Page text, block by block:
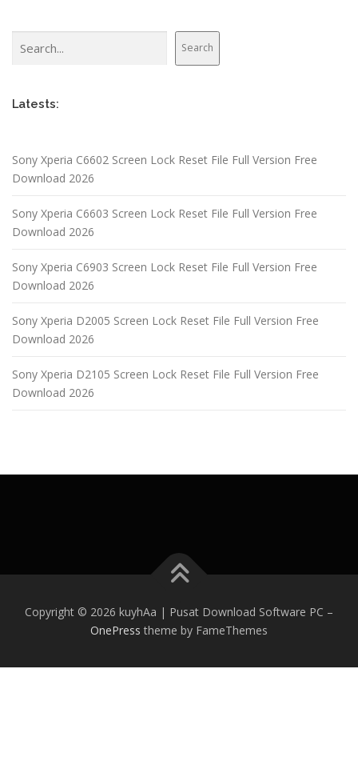
Search
Latests:
Sony Xperia C6602 Screen Lock Reset File Full Version Free
Download 2026
Sony Xperia C6603 Screen Lock Reset File Full Version Free
Download 2026
Sony Xperia C6903 Screen Lock Reset File Full Version Free
Download 2026
Sony Xperia D2005 Screen Lock Reset File Full Version Free
Download 2026
Sony Xperia D2105 Screen Lock Reset File Full Version Free
Download 2026
Copyright © 2026 kuyhAa | Pusat Download Software PC –
OnePress theme by FameThemes